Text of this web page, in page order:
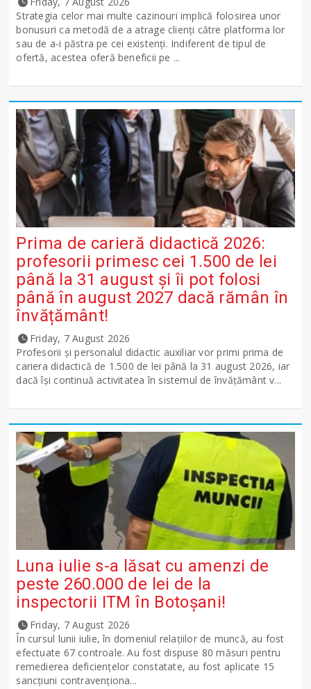
Strategia celor mai multe cazinouri implică folosirea unor
bonusuri ca metodă de a atrage clienți către platforma lor
sau de a-i păstra pe cei existenți. Indiferent de tipul de
ofertă, acestea oferă beneficii pe ...
Prima de carieră didactică 2026:
profesorii primesc cei 1.500 de lei
până la 31 august și îi pot folosi
până în august 2027 dacă rămân în
învățământ!
Friday, 7 August 2026
Profesorii și personalul didactic auxiliar vor primi prima de
cariera didactică de 1.500 de lei până la 31 august 2026, iar
dacă își continuă activitatea în sistemul de învățământ v...
Luna iulie s-a lăsat cu amenzi de
peste 260.000 de lei de la
inspectorii ITM în Botoșani!
Friday, 7 August 2026
În cursul lunii iulie, în domeniul relațiilor de muncă, au fost
efectuate 67 controale. Au fost dispuse 80 măsuri pentru
remedierea deficiențelor constatate, au fost aplicate 15
sancţiuni contravenționa...